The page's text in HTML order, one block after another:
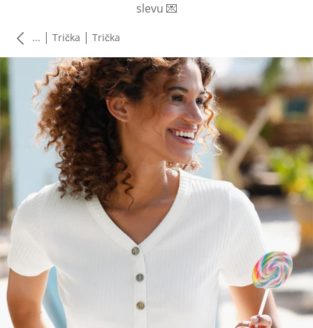
slevu 💌
... | Trička | Trička